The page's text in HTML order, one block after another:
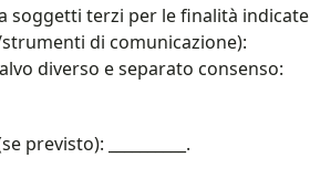
soggetti terzi per le finalità indicate
di comunicazione):
diverso e separato consenso:
__________.